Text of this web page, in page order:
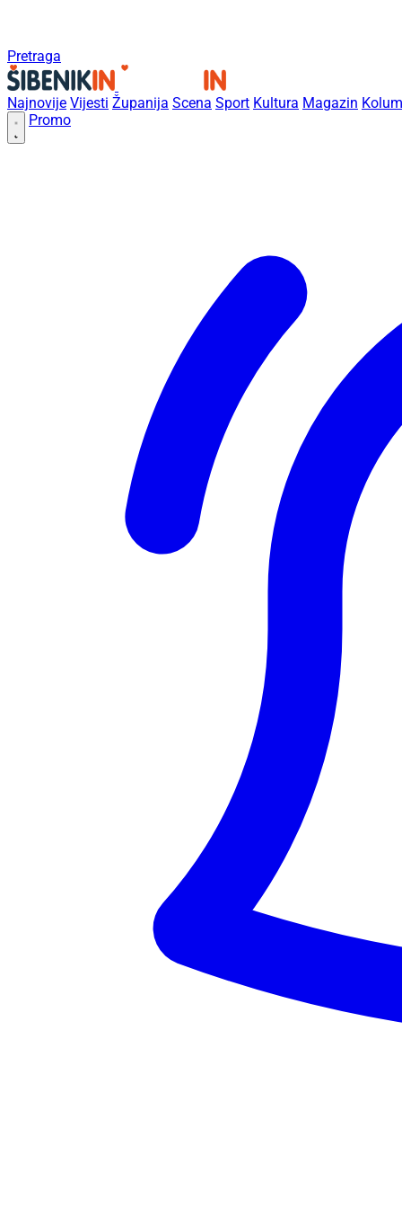
Pretraga
Najnovije Vijesti Županija Scena Sport Kultura Magazin
Promo